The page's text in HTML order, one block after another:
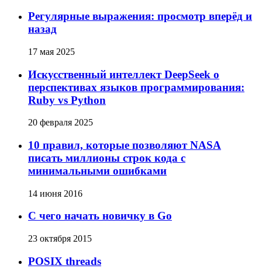
Регулярные выражения: просмотр вперёд и
назад
17 мая 2025
Искусственный интеллект DeepSeek о
перспективах языков программирования:
Ruby vs Python
20 февраля 2025
10 правил, которые позволяют NASA
писать миллионы строк кода с
минимальными ошибками
14 июня 2016
С чего начать новичку в Go
23 октября 2015
POSIX threads